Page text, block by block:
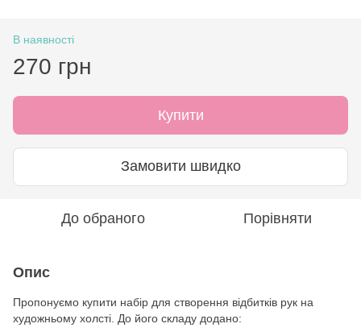
В наявності
270 грн
Купити
Замовити швидко
До обраного Порівняти
Опис
Пропонуємо купити набір для створення відбитків рук на
художньому холсті. До його складу додано: